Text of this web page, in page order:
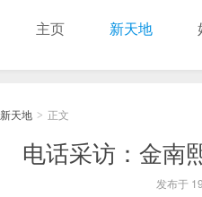
主页 新天地
新天地 > 正文
电话采访：金
发布于